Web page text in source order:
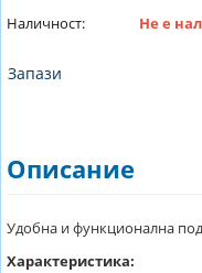
Наличност:
Не е
Запази
Описание
Удобна и функционална
Характеристика: